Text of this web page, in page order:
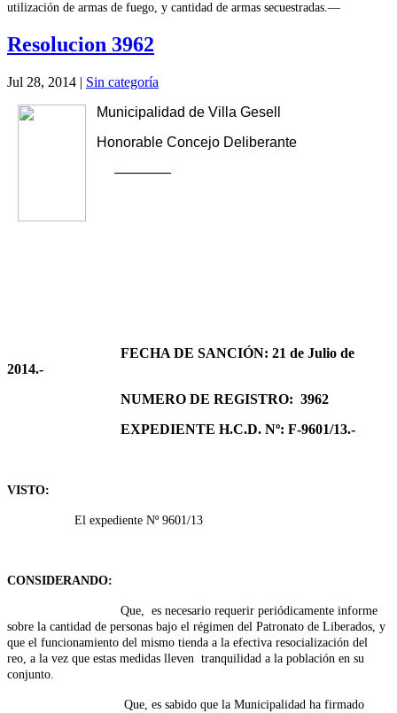
utilización de armas de fuego, y cantidad de armas secuestradas.—
Resolucion 3962
Jul 28, 2014 | Sin categoría
Municipalidad de Villa Gesell
Honorable Concejo Deliberante
————
FECHA DE SANCIÓN: 21 de Julio de
2014.-
NUMERO DE REGISTRO: 3962
EXPEDIENTE H.C.D. Nº: F-9601/13.-
VISTO:
El expediente Nº 9601/13
CONSIDERANDO:
Que, es necesario requerir periódicamente informe
sobre la cantidad de personas bajo el régimen del Patronato de Liberados, y
que el funcionamiento del mismo tienda a la efectiva resocialización del
reo, a la vez que estas medidas lleven tranquilidad a la población en su
conjunto.
Que, es sabido que la Municipalidad ha firmado